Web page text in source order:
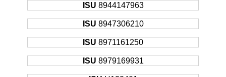
ISU 8944147963
ISU 8947306210
ISU 8971161250
ISU 8979169931